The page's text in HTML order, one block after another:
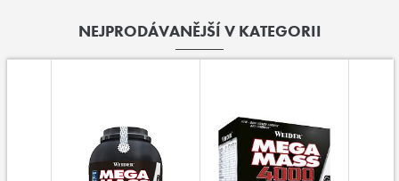
NEJPRODÁVANĚJŠÍ V KATEGORII